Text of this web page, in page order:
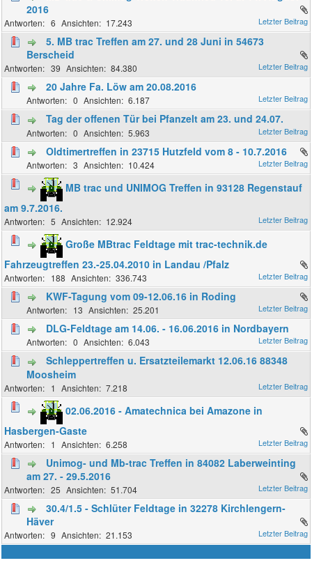
2016
6 17.243
5. MB trac Treffen am 27. und 28 Juni in 54673
Berscheid
39 84.380
20 Jahre Fa. Löw am 20.08.2016
0 6.187
Tag der offenen Tür bei Pfanzelt am 23. und 24.07.
0 5.963
Oldtimertreffen in 23715 Hutzfeld vom 8 - 10.7.2016
3 10.424
MB trac und UNIMOG Treffen in 93128 Regenstauf
am 9.7.2016.
5 12.924
Große MBtrac Feldtage mit trac-technik.de
Fahrzeugtreffen 23.-25.04.2010 in Landau /Pfalz
188 336.743
KWF-Tagung vom 09-12.06.16 in Roding
13 25.201
DLG-Feldtage am 14.06. - 16.06.2016 in Nordbayern
0 6.043
Schleppertreffen u. Ersatzteilemarkt 12.06.16 88348
Moosheim
1 7.218
02.06.2016 - Amatechnica bei Amazone in
Hasbergen-Gaste
1 6.258
Unimog- und Mb-trac Treffen in 84082 Laberweinting
am 27. - 29.5.2016
25 51.704
30.4/1.5 - Schlüter Feldtage in 32278 Kirchlengern-
Häver
9 21.153